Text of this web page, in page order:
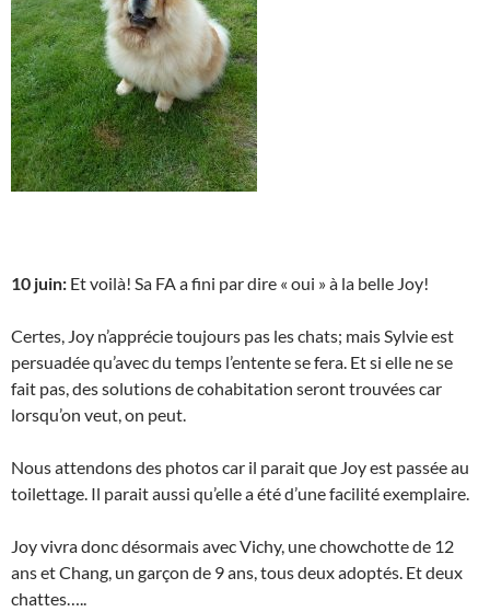
10 juin: Et voilà! Sa FA a fini par dire « oui » à la belle Joy!
Certes, Joy n’apprécie toujours pas les chats; mais Sylvie est
persuadée qu’avec du temps l’entente se fera. Et si elle ne se
fait pas, des solutions de cohabitation seront trouvées car
lorsqu’on veut, on peut.
Nous attendons des photos car il parait que Joy est passée au
toilettage. Il parait aussi qu’elle a été d’une facilité exemplaire.
Joy vivra donc désormais avec Vichy, une chowchotte de 12
ans et Chang, un garçon de 9 ans, tous deux adoptés. Et deux
chattes…..